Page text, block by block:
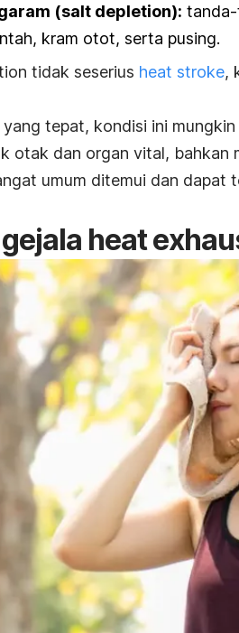
(salt depletion): tanda-
kram otot, serta pusing.
tidak seserius heat stroke,
yang tepat, kondisi ini
otak dan organ vital, bahkan
umum ditemui dan dapat
heat